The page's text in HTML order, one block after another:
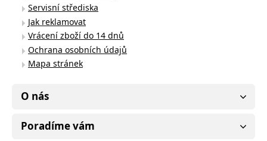
Servisní střediska
Jak reklamovat
Vrácení zboží do 14 dnů
Ochrana osobních údajů
Mapa stránek
O nás
Poradíme vám